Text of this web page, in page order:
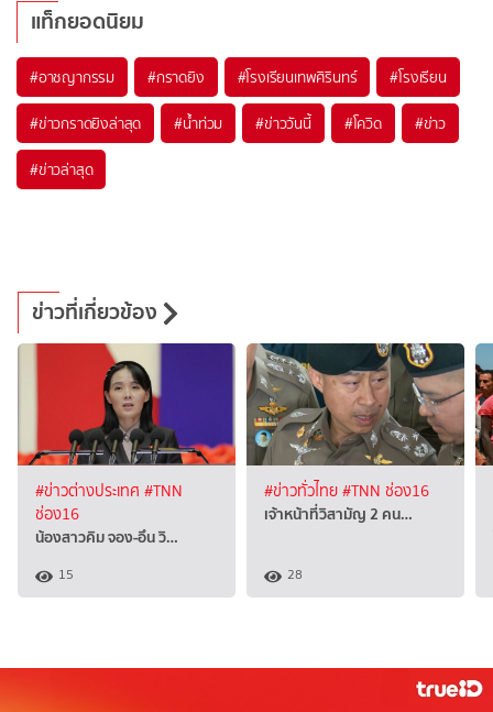
แท็กยอดนิยม
#อาชญากรรม #กราดยิง #โรงเรียนเทพศิรินทร์ #โรงเรียน
#ข่าวกราดยิงล่าสุด #น้ำท่วม #ข่าววันนี้ #โควิด #ข่าว
#ข่าวล่าสุด
ข่าวที่เกี่ยวข้อง
#ข่าวต่างประเทศ #TNN
ช่อง16
น้องสาวคิม จอง-อึน วิ…
15
#ข่าวทั่วไทย#TNN ช่อง16
เจ้าหน้าที่วิสามัญ 2 คน…
28